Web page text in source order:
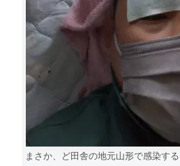
まさか、ど田舎の地元山形で感染す